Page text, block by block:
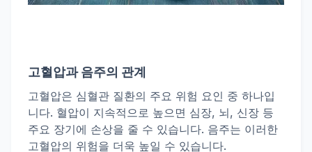
고혈압과 음주의 관계
고혈압은 심혈관 질환의 주요 위험 요인 중 하나입
니다. 혈압이 지속적으로 높으면 심장, 뇌, 신장 등
주요 장기에 손상을 줄 수 있습니다. 음주는 이러한
고혈압의 위험을 더욱 높일 수 있습니다.